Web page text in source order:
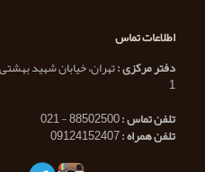
اطلاعات تماس
دفتر مرکزی :
1
تلفن تماس :
تلفن همراه :